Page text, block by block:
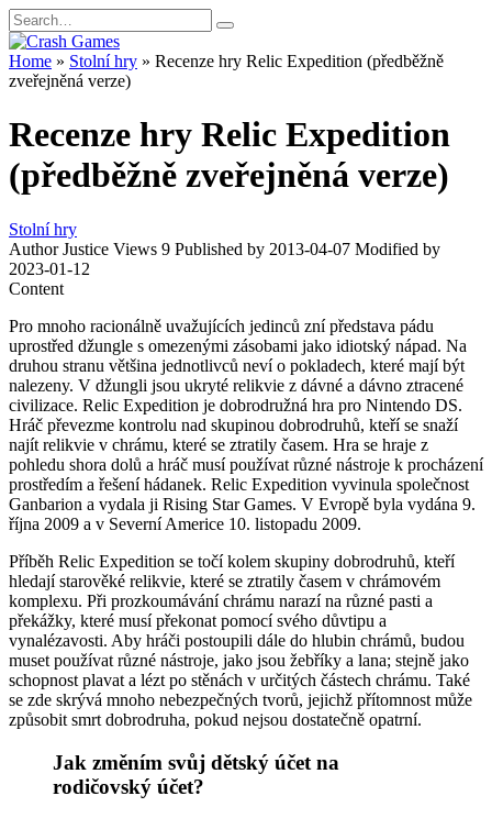
Skip
to
content
Search
for:
Home » Stolní hry » Recenze hry Relic Expedition (předběžně
zveřejněná verze)
Recenze hry Relic Expedition
(předběžně zveřejněná verze)
Stolní hry
Author Justice Views 9 Published by 2013-04-07 Modified by
2023-01-12
Content
Pro mnoho racionálně uvažujících jedinců zní představa pádu
uprostřed džungle s omezenými zásobami jako idiotský nápad. Na
druhou stranu většina jednotlivců neví o pokladech, které mají být
nalezeny. V džungli jsou ukryté relikvie z dávné a dávno ztracené
civilizace. Relic Expedition je dobrodružná hra pro Nintendo DS.
Hráč převezme kontrolu nad skupinou dobrodruhů, kteří se snaží
najít relikvie v chrámu, které se ztratily časem. Hra se hraje z
pohledu shora dolů a hráč musí používat různé nástroje k procházení
prostředím a řešení hádanek. Relic Expedition vyvinula společnost
Ganbarion a vydala ji Rising Star Games. V Evropě byla vydána 9.
října 2009 a v Severní Americe 10. listopadu 2009.
Příběh Relic Expedition se točí kolem skupiny dobrodruhů, kteří
hledají starověké relikvie, které se ztratily časem v chrámovém
komplexu. Při prozkoumávání chrámu narazí na různé pasti a
překážky, které musí překonat pomocí svého důvtipu a
vynalézavosti. Aby hráči postoupili dále do hlubin chrámů, budou
muset používat různé nástroje, jako jsou žebříky a lana; stejně jako
schopnost plavat a lézt po stěnách v určitých částech chrámu. Také
se zde skrývá mnoho nebezpečných tvorů, jejichž přítomnost může
způsobit smrt dobrodruha, pokud nejsou dostatečně opatrní.
Jak změním svůj dětský účet na
rodičovský účet?